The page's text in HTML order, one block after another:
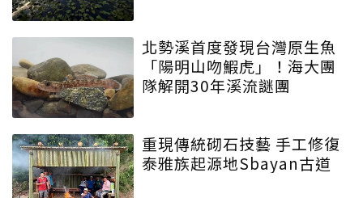
北勢溪首度發現台灣原生魚
「陽明山吻鰕虎」！海大團
隊解開30年溪流謎團
重現傳統砌石技藝 手工修復
泰雅族起源地Sbayan古道